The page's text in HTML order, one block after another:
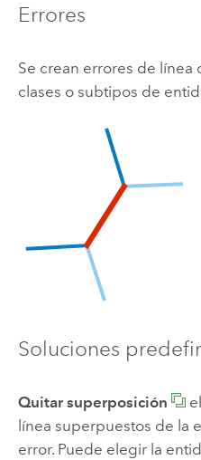
Errores
Se crean errores de línea
clases o subtipos de
Soluciones
Quitar superposición
línea superpuestos de la
error. Puede elegir la